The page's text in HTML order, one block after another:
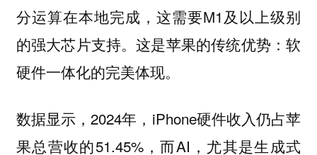
分运算在本地完成，这需要M1及以上级别
的强大芯片支持。这是苹果的传统优势：软
硬件一体化的完美体现。
数据显示，2024年，iPhone硬件收入仍占苹
果总营收的51.45%，而AI，尤其是生成式